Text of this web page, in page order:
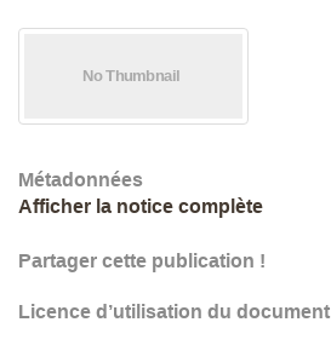
Métadonnées
Afficher la notice complète
Partager cette publication !
Licence d’utilisation du document